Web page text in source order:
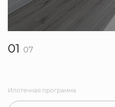
01 07
Ипотечная программа